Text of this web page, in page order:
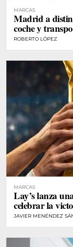
MARCAS
Madrid a
coche y
ROBERTO LÓPEZ
MARCAS
Lay’s lanza
celebrar la
JAVIER MENÉNDEZ